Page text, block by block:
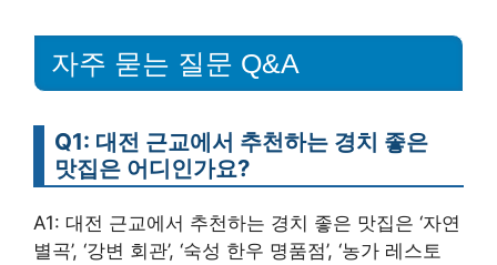
자주 묻는 질문 Q&A
Q1: 대전 근교에서 추천하는 경치 좋은
맛집은 어디인가요?
A1: 대전 근교에서 추천하는 경치 좋은 맛집은 ‘자연
별곡’, ‘강변 회관’, ‘숙성 한우 명품점’, ‘농가 레스토